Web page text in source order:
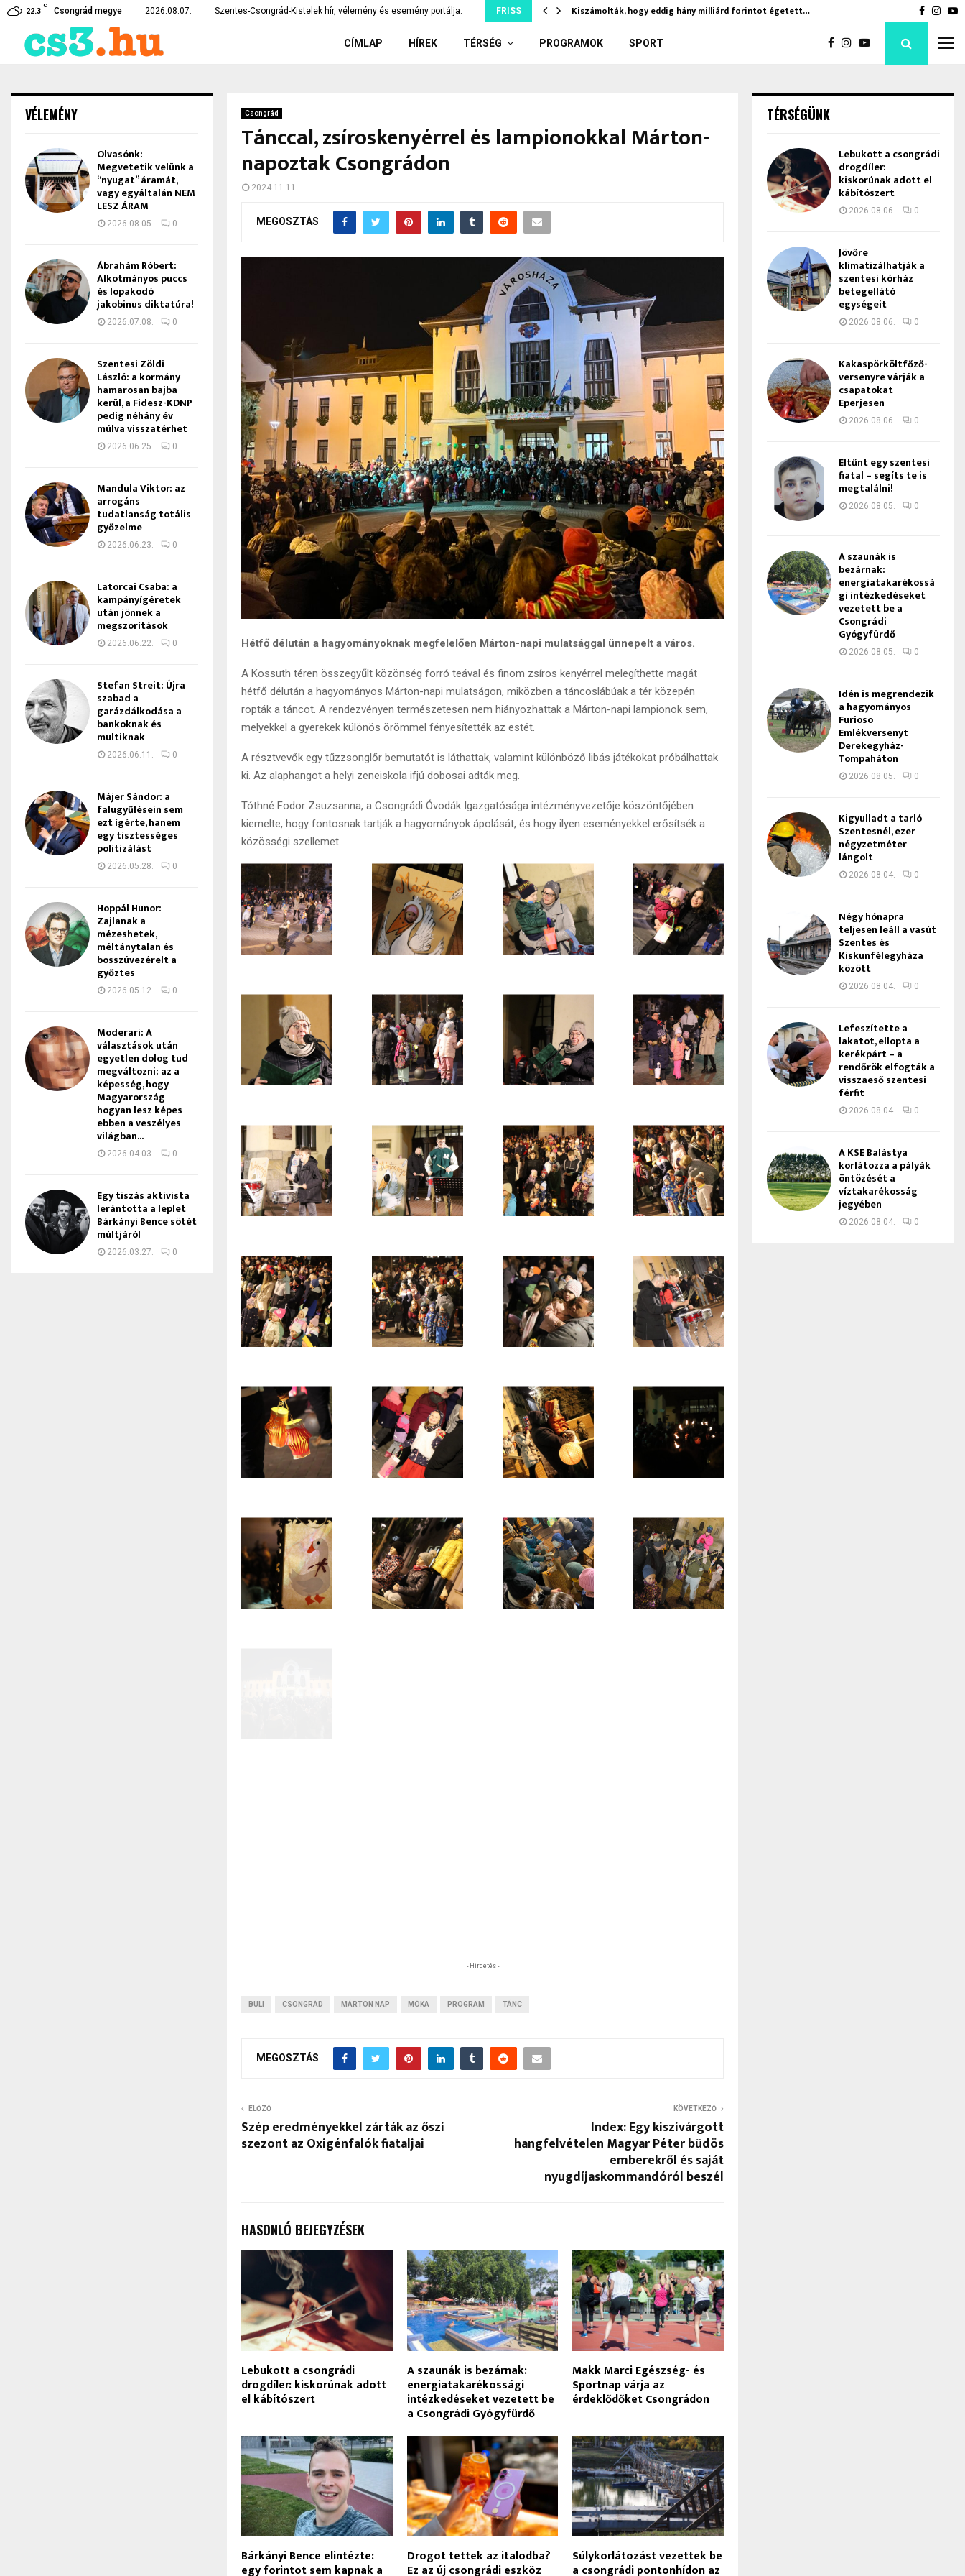
22.3
C
Csongrád megye 2026.08.07. Szentes-Csongrád-Kistelek hír, vélemény és esemény portálja. FRISS
intézkedéseket vezetett… Lebukott a csongrádi drogdíler: kiskorúnak adott el… Kiszámolták, hogy eddig hány milliárd forintot égetett… Jövőre
CÍMLAP HÍREK TÉRSÉG PROGRAMOK SPORT
Csongrád
Tánccal, zsíroskenyérrel és lampionokkal Márton-
napoztak Csongrádon
2024.11.11.
MEGOSZTÁS
Hétfő délután a hagyományoknak megfelelően Márton-napi mulatsággal ünnepelt a város.
A Kossuth téren összegyűlt közönség forró teával és finom zsíros kenyérrel melegíthette magát
hétfő délután a hagyományos Márton-napi mulatságon, miközben a táncoslábúak a tér közepén
ropták a táncot. A rendezvényen természetesen nem hiányozhattak a Márton-napi lampionok sem,
melyekkel a gyerekek különös örömmel fényesítették az estét.
A résztvevők egy tűzzsonglőr bemutatót is láthattak, valamint különböző libás játékokat próbálhattak
ki. Az alaphangot a helyi zeneiskola ifjú dobosai adták meg.
Tóthné Fodor Zsuzsanna, a Csongrádi Óvodák Igazgatósága intézményvezetője köszöntőjében
kiemelte, hogy fontosnak tartják a hagyományok ápolását, és hogy ilyen eseményekkel erősítsék a
közösségi szellemet.
- Hirdetés -
BULI CSONGRÁD MÁRTON NAP MÓKA PROGRAM TÁNC
MEGOSZTÁS
ELŐZŐ
Szép eredményekkel zárták az őszi
szezont az Oxigénfalók fiataljai
KÖVETKEZŐ
Index: Egy kiszivárgott
hangfelvételen Magyar Péter büdös
emberekről és saját
nyugdíjaskommandóról beszél
HASONLÓ BEJEGYZÉSEK
Lebukott a csongrádi
drogdíler: kiskorúnak adott
el kábítószert
A szaunák is bezárnak:
energiatakarékossági
intézkedéseket vezetett be
a Csongrádi Gyógyfürdő
Makk Marci Egészség- és
Sportnap várja az
érdeklődőket Csongrádon
Bárkányi Bence elintézte:
egy forintot sem kapnak a
Drogot tettek az italodba?
Ez az új csongrádi eszköz
Súlykorlátozást vezettek be
a csongrádi pontonhídon az
VÉLEMÉNY
Olvasónk:
Megvetetik velünk a
“nyugat” áramát,
vagy egyáltalán NEM
LESZ ÁRAM
2026.08.05. 0
Ábrahám Róbert:
Alkotmányos puccs
és lopakodó
jakobinus diktatúra!
2026.07.08. 0
Szentesi Zöldi
László: a kormány
hamarosan bajba
kerül, a Fidesz-KDNP
pedig néhány év
múlva visszatérhet
2026.06.25. 0
Mandula Viktor: az
arrogáns
tudatlanság totális
győzelme
2026.06.23. 0
Latorcai Csaba: a
kampányígéretek
után jönnek a
megszorítások
2026.06.22. 0
Stefan Streit: Újra
szabad a
garázdálkodása a
bankoknak és
multiknak
2026.06.11. 0
Májer Sándor: a
falugyűlésein sem
ezt ígérte, hanem
egy tisztességes
politizálást
2026.05.28. 0
Hoppál Hunor:
Zajlanak a
mézeshetek,
méltánytalan és
bosszúvezérelt a
győztes
2026.05.12. 0
Moderari: A
választások után
egyetlen dolog tud
megváltozni: az a
képesség, hogy
Magyarország
hogyan lesz képes
ebben a veszélyes
világban...
2026.04.03. 0
Egy tiszás aktivista
lerántotta a leplet
Bárkányi Bence sötét
múltjáról
2026.03.27. 0
TÉRSÉGÜNK
Lebukott a csongrádi
drogdíler:
kiskorúnak adott el
kábítószert
2026.08.06. 0
Jövőre
klimatizálhatják a
szentesi kórház
betegellátó
egységeit
2026.08.06. 0
Kakaspörköltfőző-
versenyre várják a
csapatokat
Eperjesen
2026.08.06. 0
Eltűnt egy szentesi
fiatal – segíts te is
megtalálni!
2026.08.05. 0
A szaunák is
bezárnak:
energiatakarékossá
gi intézkedéseket
vezetett be a
Csongrádi
Gyógyfürdő
2026.08.05. 0
Idén is megrendezik
a hagyományos
Furioso
Emlékversenyt
Derekegyház-
Tompaháton
2026.08.05. 0
Kigyulladt a tarló
Szentesnél, ezer
négyzetméter
lángolt
2026.08.04. 0
Négy hónapra
teljesen leáll a vasút
Szentes és
Kiskunfélegyháza
között
2026.08.04. 0
Lefeszítette a
lakatot, ellopta a
kerékpárt – a
rendőrök elfogták a
visszaeső szentesi
férfit
2026.08.04. 0
A KSE Balástya
korlátozza a pályák
öntözését a
víztakarékosság
jegyében
2026.08.04. 0